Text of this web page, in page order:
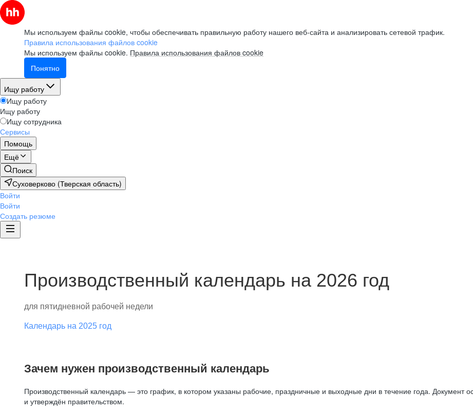
Мы используем файлы cookie, чтобы обеспечивать правильную работу нашего веб-сайта и анализировать сетевой трафик.
Правила использования файлов cookie
Мы используем файлы cookie. Правила использования файлов cookie
Понятно
Ищу работу
Ищу работу
Ищу работу
Ищу сотрудника
Сервисы
Помощь
Ещё
Поиск
Суховерково (Тверская область)
Войти
Войти
Создать резюме
Производственный календарь на 2026 год
для пятидневной рабочей недели
Календарь на 2025 год
Зачем нужен производственный календарь
Производственный календарь — это график, в котором указаны рабочие, праздничные и выходные дни в течение года. Документ
и утверждён правительством.